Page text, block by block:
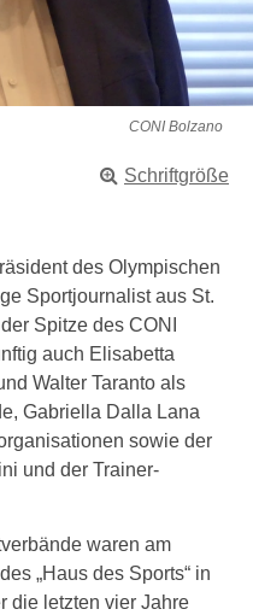
CONI Bolzano
Schriftgröße
des Olympischen
Sportjournalist aus St.
Spitze des CONI
auch Elisabetta
Walter Taranto als
Gabriella Dalla Lana
sowie der
und der Trainer-
waren am
„Haus des Sports“ in
die letzten vier Jahre